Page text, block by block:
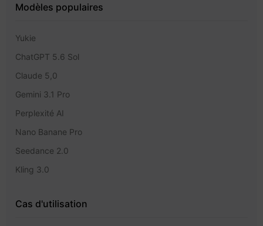
Modèles populaires
Yukie
ChatGPT 5.6 Sol
Claude 5,0
Gemini 3.1 Pro
Perplexité AI
Nano Banane Pro
Seedance 2.0
Kling 3.0
Cas d'utilisation